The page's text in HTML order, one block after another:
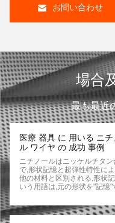
お問い合わせ
場合
最も最近
医療 器具 に 用いる ニチ
ル ワイヤ の 成功 事例
ニチノールはニッケルチタン
で,形状記憶と超弾性特性に
他の材料と区別される.形状記
いう用語は,元の形状を"記憶"
戻ります.超弾性とは,現在医
用されている最高のステン